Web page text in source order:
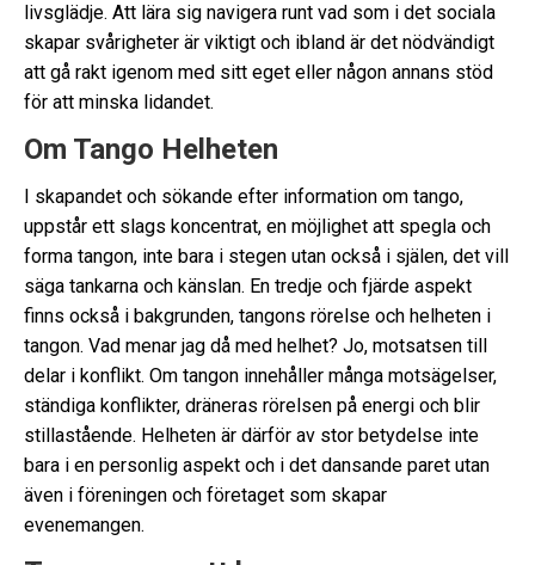
livsglädje. Att lära sig navigera runt vad som i det sociala
skapar svårigheter är viktigt och ibland är det nödvändigt
att gå rakt igenom med sitt eget eller någon annans stöd
för att minska lidandet.
Om Tango Helheten
I skapandet och sökande efter information om tango,
uppstår ett slags koncentrat, en möjlighet att spegla och
forma tangon, inte bara i stegen utan också i själen, det vill
säga tankarna och känslan. En tredje och fjärde aspekt
finns också i bakgrunden, tangons rörelse och helheten i
tangon. Vad menar jag då med helhet? Jo, motsatsen till
delar i konflikt. Om tangon innehåller många motsägelser,
ständiga konflikter, dräneras rörelsen på energi och blir
stillastående. Helheten är därför av stor betydelse inte
bara i en personlig aspekt och i det dansande paret utan
även i föreningen och företaget som skapar
evenemangen.